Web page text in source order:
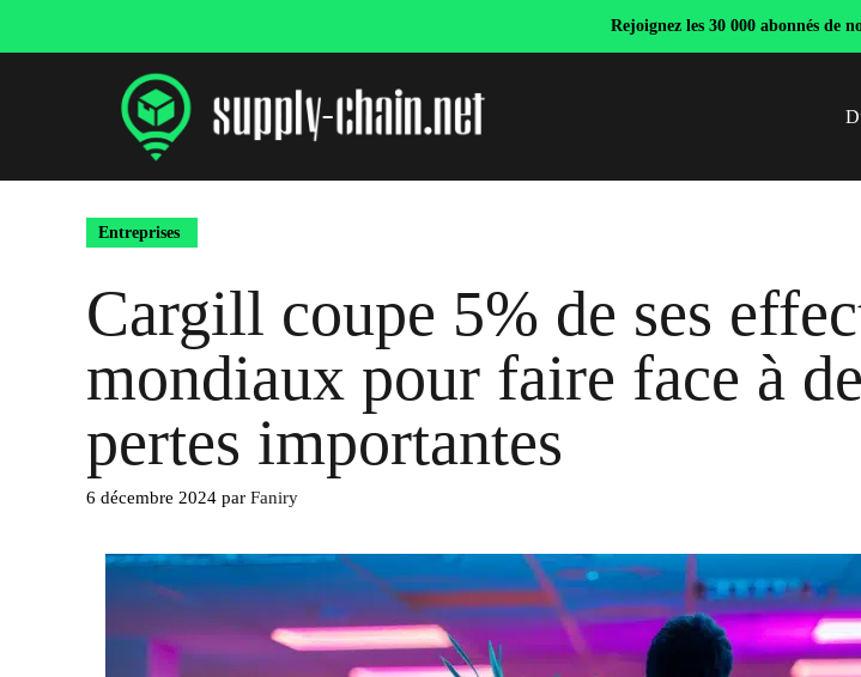
Rejoignez les 30 000 abonnés de
Entreprises
Cargill coupe 5% de ses
mondiaux pour faire face à
pertes importantes
6 décembre 2024 par Faniry